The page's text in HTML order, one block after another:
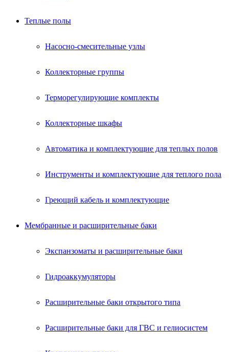
Теплые полы
Насосно-смесительные узлы
Коллекторные группы
Терморегулирующие комплекты
Коллекторные шкафы
Автоматика и комплектующие для теплых полов
Инструменты и комплектующие для теплого пола
Греющий кабель и комплектующие
Мембранные и расширительные баки
Экспанзоматы и расширительные баки
Гидроаккумуляторы
Расширительные баки открытого типа
Расширительные баки для ГВС и гелиосистем